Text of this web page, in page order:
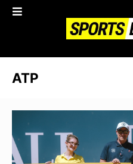
ATP